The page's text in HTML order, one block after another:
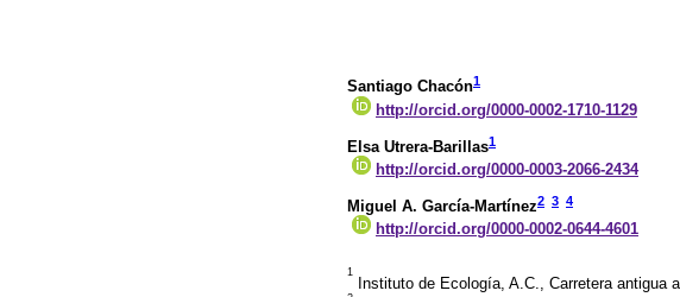
Santiago Chacón1
http://orcid.org/0000-0002-1710-1129
Elsa Utrera-Barillas1
http://orcid.org/0000-0003-2066-2434
Miguel A. García-Martínez2 3 4
http://orcid.org/0000-0002-0644-4601
1
Instituto de Ecología, A.C., Carretera antigua